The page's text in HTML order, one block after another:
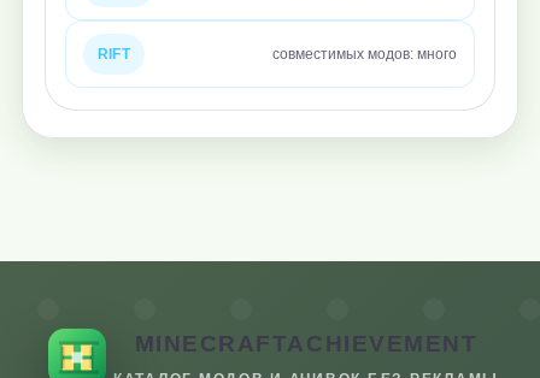
RIFT совместимых модов: много
MINECRAFTACHIEVEMENT